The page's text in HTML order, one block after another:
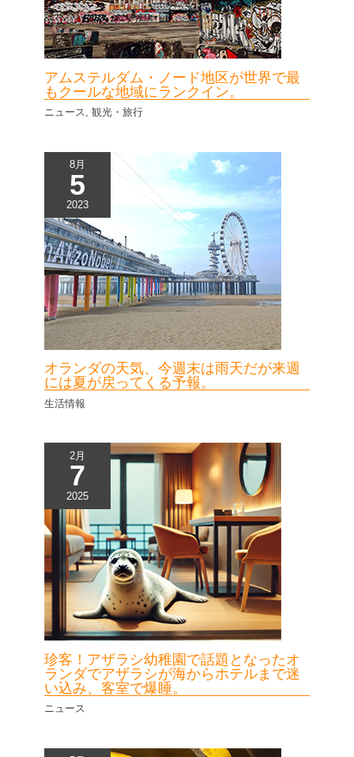
アムステルダム・ノード地区が世界で最
もクールな地域にランクイン。
ニュース,観光・旅行
8月
5
2023
オランダの天気、今週末は雨天だが来週
には夏が戻ってくる予報。
生活情報
2月
7
2025
珍客！アザラシ幼稚園で話題となったオ
ランダでアザラシが海からホテルまで迷
い込み、客室で爆睡。
ニュース